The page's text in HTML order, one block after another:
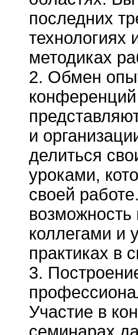
последних
технологиях
методиках
Обмен
и
делиться
уроками,
своей
коллегами и
практиках в
Участие в